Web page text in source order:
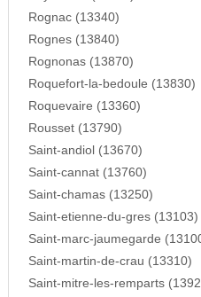
Rognac (13340)
Rognes (13840)
Rognonas (13870)
Roquefort-la-bedoule (13830)
Roquevaire (13360)
Rousset (13790)
Saint-andiol (13670)
Saint-cannat (13760)
Saint-chamas (13250)
Saint-etienne-du-gres (13103)
Saint-marc-jaumegarde
Saint-martin-de-crau (13310)
Saint-mitre-les-remparts